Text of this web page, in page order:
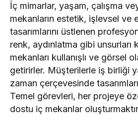
İç mimarlar, yaşam, çalışma
mekanların estetik, işlevsel ve
tasarımlarını üstlenen
renk, aydınlatma gibi unsurları
mekanları kullanışlı ve görsel
getirirler. Müşterilerle iş birliği
zaman çerçevesinde
Temel görevleri, her projeye
dostu iç mekanlar